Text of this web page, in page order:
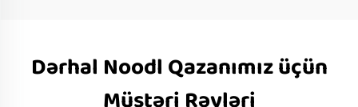
Dərhal Noodl Qazanımız üçün